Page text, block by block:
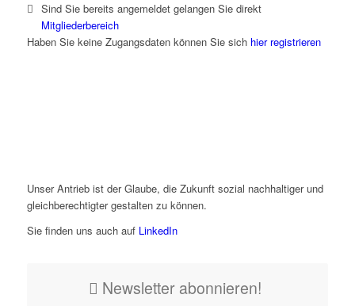
Sind Sie bereits angemeldet gelangen Sie direkt
Mitgliederbereich
Haben Sie keine Zugangsdaten können Sie sich hier registrieren
Unser Antrieb ist der Glaube, die Zukunft sozial nachhaltiger und
gleichberechtigter gestalten zu können.
Sie finden uns auch aufLinkedIn
Newsletter abonnieren!